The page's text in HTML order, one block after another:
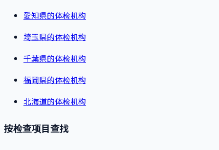
愛知県的体检机构
埼玉県的体检机构
千葉県的体检机构
福岡県的体检机构
北海道的体检机构
按检查项目查找